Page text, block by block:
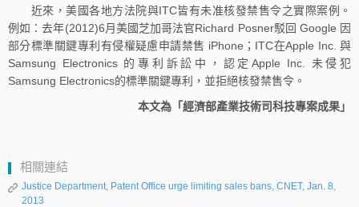
近來，美國各地方法院與ITC皆有未准核發禁售令之實際案例。
例如：去年(2012)6月美國芝加哥法官Richard Posner駁回 Google 因
部分標準關鍵專利有侵權疑慮申請禁售 iPhone；ITC在Apple Inc. 與
Samsung Electronics 的專利訴訟中，認定Apple Inc. 未侵犯
Samsung Electronics的標準關鍵專利，並拒絕核發禁售令。
本文為「經濟部產業技術司科技專案成果」
相關連結
Justice Department, Patent Office urge limiting sales bans, CNET, Jan. 8,
2013